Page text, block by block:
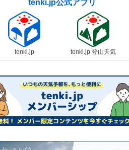
tenki.jp公式アプリ
tenki.jp tenki.jp 登山天気